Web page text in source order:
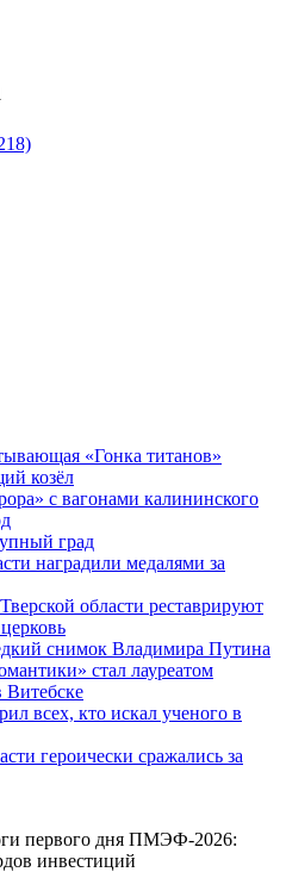
«Гонка титанов»
козёл
с вагонами калининского
град
наградили медалями за
области реставрируют
снимок Владимира Путина
стал лауреатом
Витебске
всех, кто искал ученого в
героически сражались за
первого дня ПМЭФ-2026:
инвестиций